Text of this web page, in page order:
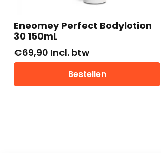
Eneomey Perfect Bodylotion
30 150mL
€69,90 Incl. btw
Bestellen